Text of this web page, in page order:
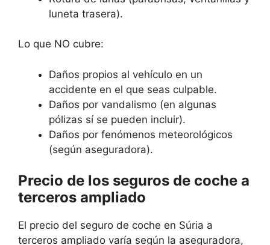
luneta trasera).
Lo que NO cubre:
Daños propios al vehículo en un
accidente en el que seas culpable.
Daños por vandalismo (en algunas
pólizas sí se pueden incluir).
Daños por fenómenos meteorológicos
(según aseguradora).
Precio de los seguros de coche a
terceros ampliado
El precio del seguro de coche en Súria a
terceros ampliado varía según la aseguradora,